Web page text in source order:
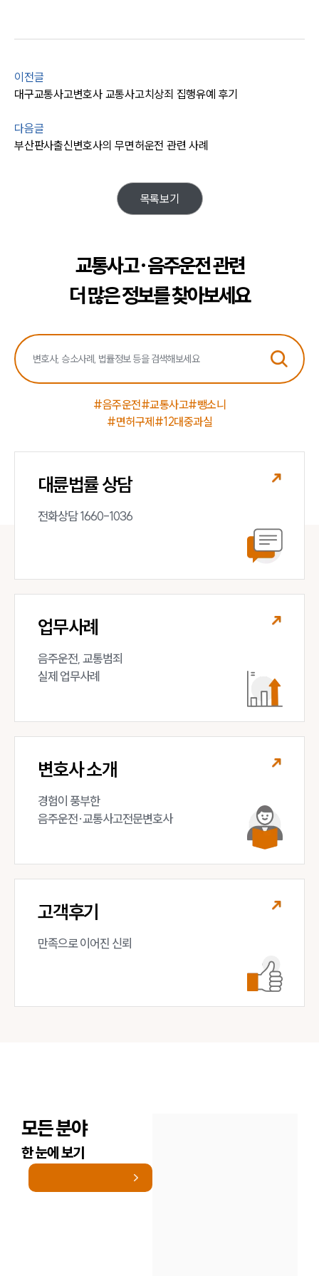
고객후기
업무분야
전체
음주운전·교통사고전문변호사추천
소식/자료
언론보도
법률 블로그
세미나
대륜법률상담예약
대륜법률상담예약
이전글
대구교통사고변호사 교통사고치상죄 집행유예 후기
다음글
부산판사출신변호사의 무면허운전 관련 사례
목록보기
교통사고·음주운전 관련
더 많은 정보를 찾아보세요
#음주운전#교통사고#뺑소니
#면허구제#12대중과실
대륜법률 상담
전화상담 1660-1036
업무사례
음주운전, 교통범죄
실제 업무사례
변호사 소개
경험이 풍부한
음주운전·교통사고전문변호사
고객후기
만족으로 이어진 신뢰
모든 분야
한 눈에 보기